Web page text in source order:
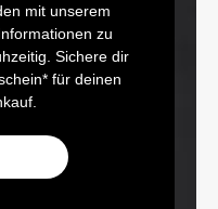
mit unserem
zu
Sichere dir
für deinen